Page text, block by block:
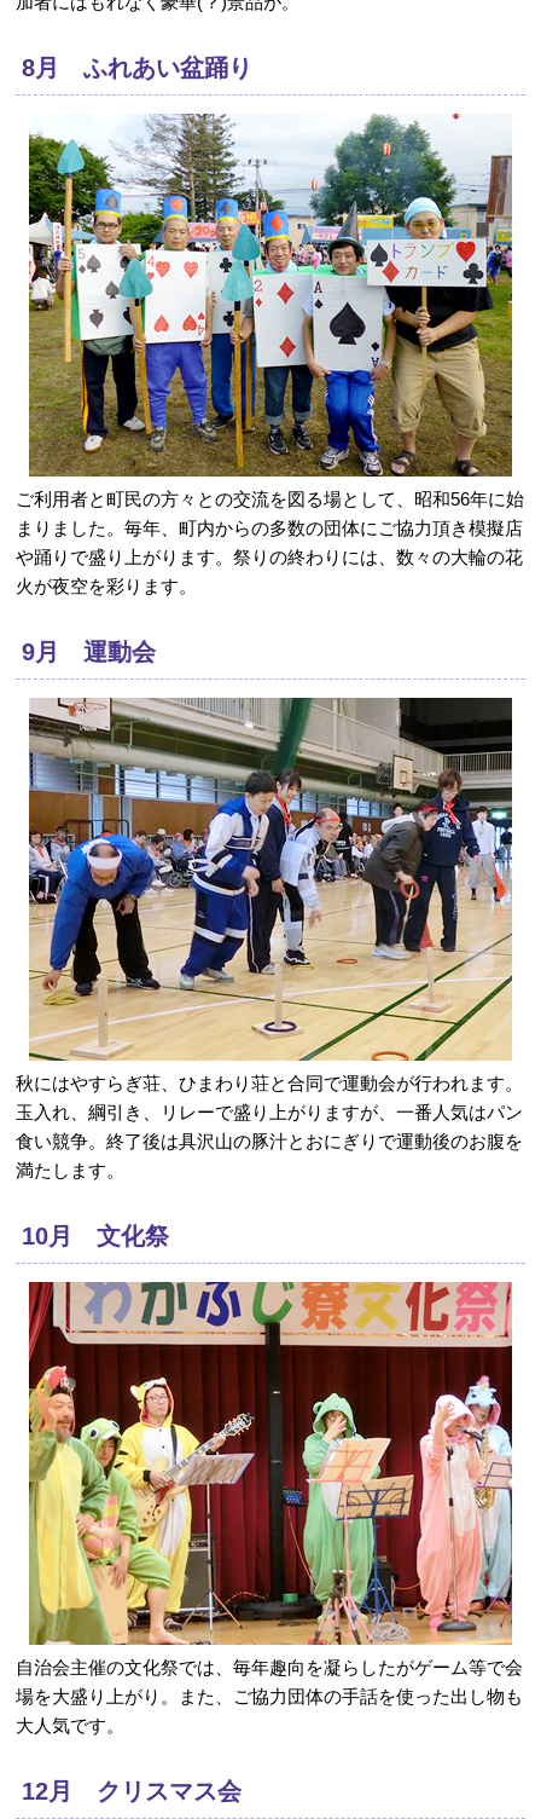
8月 ふれあい盆踊り
ご利用者と町民の方々との交流を図る場として、昭和56年に始
まりました。毎年、町内からの多数の団体にご協力頂き模擬店
や踊りで盛り上がります。祭りの終わりには、数々の大輪の花
火が夜空を彩ります。
9月 運動会
秋にはやすらぎ荘、ひまわり荘と合同で運動会が行われます。
玉入れ、綱引き、リレーで盛り上がりますが、一番人気はパン
食い競争。終了後は具沢山の豚汁とおにぎりで運動後のお腹を
満たします。
10月 文化祭
自治会主催の文化祭では、毎年趣向を凝らしたがゲーム等で会
場を大盛り上がり。また、ご協力団体の手話を使った出し物も
大人気です。
12月 クリスマス会